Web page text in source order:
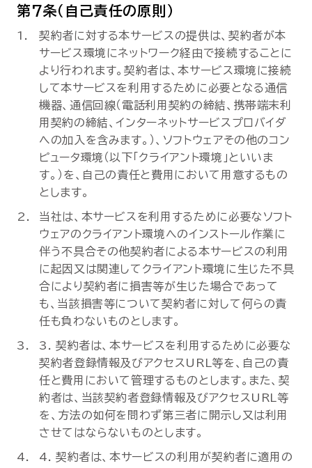
第7条（自己責任の原則）
契約者に対する本サービスの提供は、契約者が本
サービス環境にネットワーク経由で接続することに
より行われます。契約者は、本サービス環境に接続
して本サービスを利用するために必要となる通信
機器、通信回線（電話利用契約の締結、携帯端末利
用契約の締結、インターネットサービスプロバイダ
への加入を含みます。）、ソフトウェアその他のコン
ピュータ環境（以下「クライアント環境」といいま
す。）を、自己の責任と費用において用意するもの
とします。
当社は、本サービスを利用するために必要なソフト
ウェアのクライアント環境へのインストール作業に
伴う不具合その他契約者による本サービスの利用
に起因又は関連してクライアント環境に生じた不具
合により契約者に損害等が生じた場合であって
も、当該損害等について契約者に対して何らの責
任も負わないものとします。
3. 契約者は、本サービスを利用するために必要な
契約者登録情報及びアクセスURL等を、自己の責
任と費用において管理するものとします。また、契
約者は、当該契約者登録情報及びアクセスURL等
を、方法の如何を問わず第三者に開示し又は利用
させてはならないものとします。
4. 契約者は、本サービスの利用が契約者に適用の